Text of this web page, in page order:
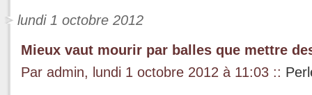
lundi 1 octobre 2012
Mieux vaut mourir par balles que mettre
Par admin, lundi 1 octobre 2012 à 11:03 ::